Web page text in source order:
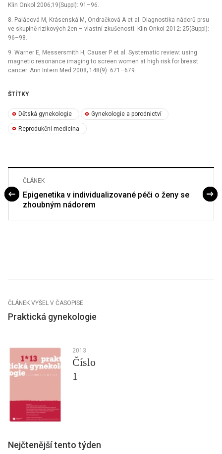
Klin Onkol 2006;19(Suppl): 91–96.
8. Palácová M, Krásenská M, Ondračková A et al. Diagnostika nádorů prsu
ve skupině rizikových žen –⁠ vlastní zkušenosti. Klin Onkol 2012; 25(Suppl):
96–98.
9. Warner E, Messersmith H, Causer P et al. Systematic review: using
magnetic resonance imaging to screen women at high risk for breast
cancer. Ann Intern Med 2008; 148(9): 671–679.
ŠTÍTKY
Dětská gynekologie Gynekologie a porodnictví
Reprodukční medicína
ČLÁNEK
Epigenetika v individualizované péči o ženy se
zhoubným nádorem
ČLÁNEK VYŠEL V ČASOPISE
Praktická gynekologie
2013
Číslo
1
Nejčtenější tento týden